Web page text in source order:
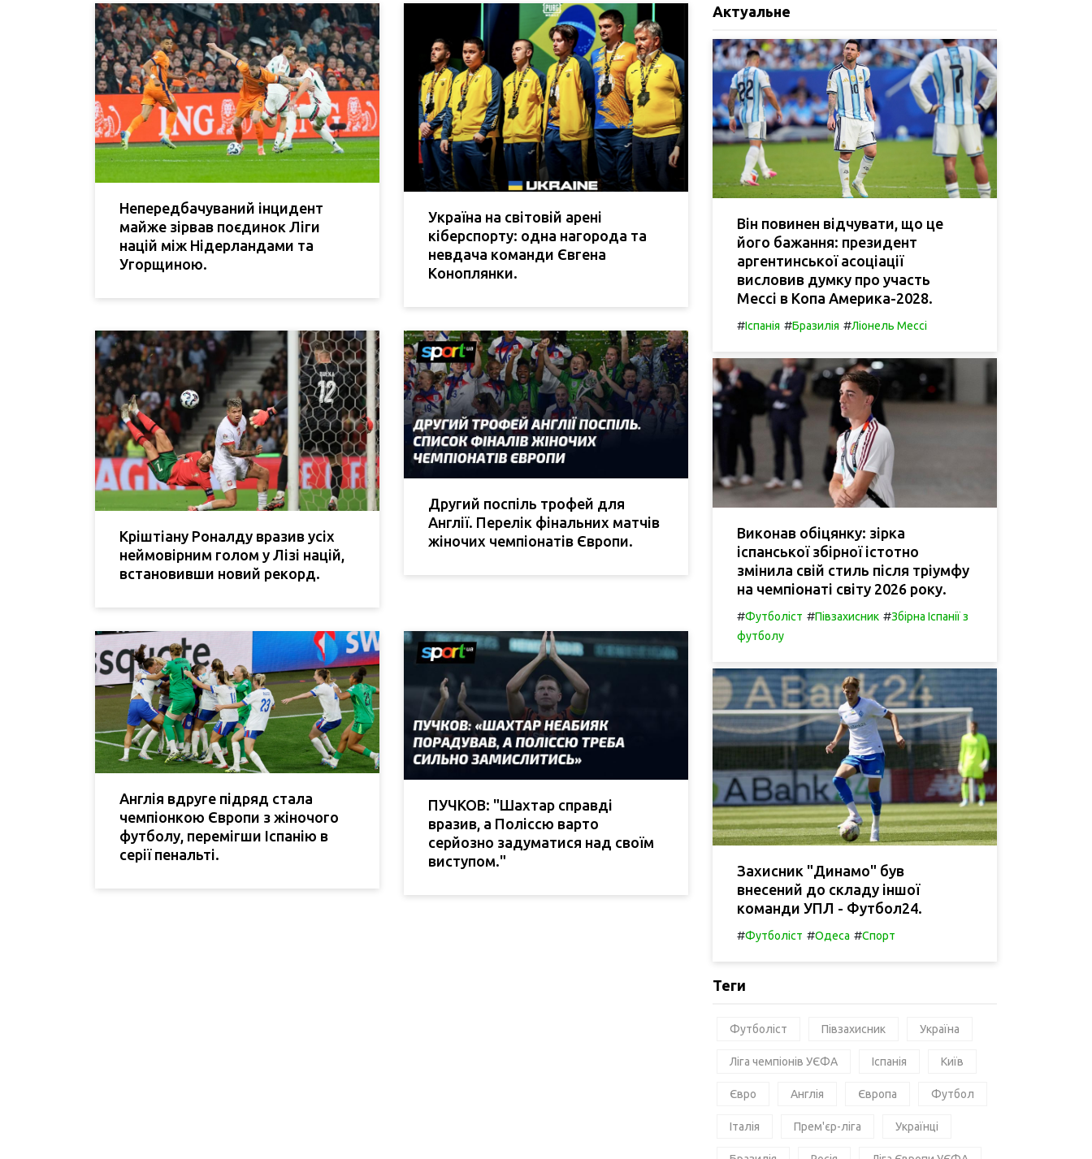
Непередбачуваний інцидент
майже зірвав поєдинок Ліги
націй між Нідерландами та
Угорщиною.
Україна на світовій арені
кіберспорту: одна нагорода та
невдача команди Євгена
Коноплянки.
Кріштіану Роналду вразив усіх
неймовірним голом у Лізі націй,
встановивши новий рекорд.
Другий поспіль трофей для
Англії. Перелік фінальних матчів
жіночих чемпіонатів Європи.
Англія вдруге підряд стала
чемпіонкою Європи з жіночого
футболу, перемігши Іспанію в
серії пенальті.
ПУЧКОВ: "Шахтар справді
вразив, а Поліссю варто
серйозно задуматися над своїм
виступом."
Актуальне
Він повинен відчувати, що це
його бажання: президент
аргентинської асоціації
висловив думку про участь
Мессі в Копа Америка-2028.
#Іспанія #Бразилія #Ліонель Мессі
Виконав обіцянку: зірка
іспанської збірної істотно
змінила свій стиль після тріумфу
на чемпіонаті світу 2026 року.
#Футболіст #Півзахисник #Збірна Іспанії з
футболу
Захисник "Динамо" був
внесений до складу іншої
команди УПЛ - Футбол24.
#Футболіст #Одеса #Спорт
Теги
Футболіст Півзахисник Україна
Ліга чемпіонів УЄФА Іспанія Київ
Євро Англія Європа Футбол
Італія Прем'єр-ліга Українці